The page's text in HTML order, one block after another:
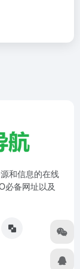
和信息的在线
必备网址以及